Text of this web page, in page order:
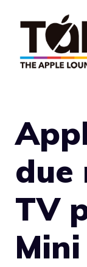
contenuto
due
TV
Mini